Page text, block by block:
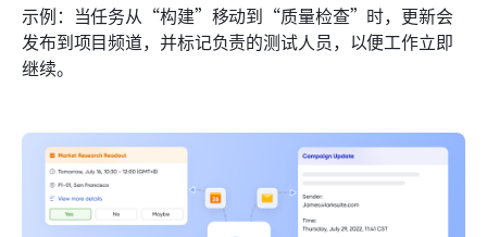
示例：当任务从“构建”移动到“质量检查”时，更新会
发布到项目频道，并标记负责的测试人员，以便工作立即
继续。